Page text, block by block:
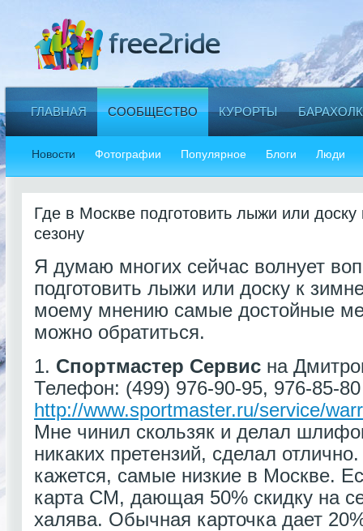
ГЛАВНАЯ СООБЩЕСТВО КУРОРТЫ
Новости Фотографии Популярное Блоги Люди
Где в Москве подготовить лыжи или доску
сезону
Я думаю многих сейчас волнует
подготовить лыжи или доску к
моему мнению самые достойные
можно обратиться.
1. Спортмастер Сервис на
Телефон: (499) 976-90-95, 976-85-80
http://www.sportmaster.ru/service/
Мне чинил скользяк и делал
никаких претензий, сделал
кажется, самые низкие в Москве.
карта СМ, дающая 50% скидку на
халява. Обычная карточка дает